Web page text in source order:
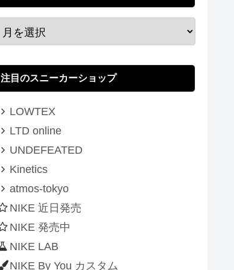
注目のスニーカーショップ
LOWTEX
LTD online
UNDEFEATED
Kinetics
atmos-tokyo
NIKE 近日発売
NIKE 発売中
NIKE LAB
NIKE By You カスタム